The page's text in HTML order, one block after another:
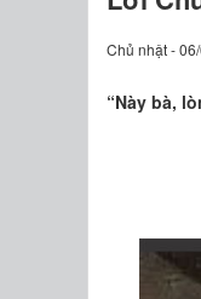
Chủ nhật -
“Này bà,